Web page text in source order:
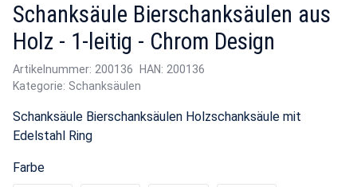
Schanksäule Bierschanksäulen aus
Holz - 1-leitig - Chrom Design
Artikelnummer: 200136 HAN: 200136
Kategorie: Schanksäulen
Schanksäule Bierschanksäulen Holzschanksäule mit
Edelstahl Ring
Farbe